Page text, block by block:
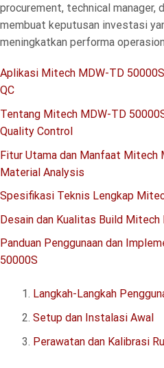
procurement, technical manager,
membuat keputusan investasi
meningkatkan performa
Aplikasi Mitech MDW-TD
QC
Tentang Mitech MDW-TD
Quality Control
Fitur Utama dan Manfaat Mitech
Material Analysis
Spesifikasi Teknis Lengkap
Desain dan Kualitas Build Mitech
Panduan Penggunaan dan
50000S
Langkah-Langkah
Setup dan Instalasi Awal
Perawatan dan Kalibrasi